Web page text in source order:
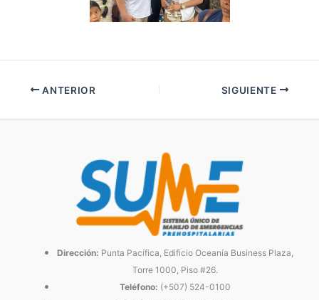
ANTERIOR SIGUIENTE
Dirección: Punta Pacífica, Edificio Oceanía Business Plaza,
Torre 1000, Piso #26.
Teléfono: (+507) 524-0100